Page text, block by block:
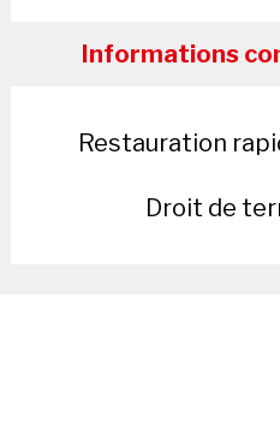
Informations
Restauration
Droit de